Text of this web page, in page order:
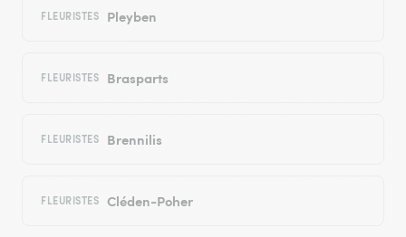
FLEURISTES Pleyben
FLEURISTES Brasparts
FLEURISTES Brennilis
FLEURISTES Cléden-Poher